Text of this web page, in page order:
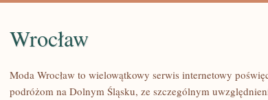
Wrocław
Moda Wrocław to wielowątkowy serwis internetowy
podróżom na Dolnym Śląsku, ze szczególnym